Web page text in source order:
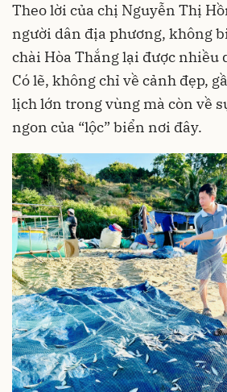
Theo lời của chị Nguyễn Thị
người dân địa phương, không
chài Hòa Thắng lại được nhiều
Có lẽ, không chỉ về cảnh đẹp,
lịch lớn trong vùng mà còn về
ngon của “lộc” biển nơi đây.